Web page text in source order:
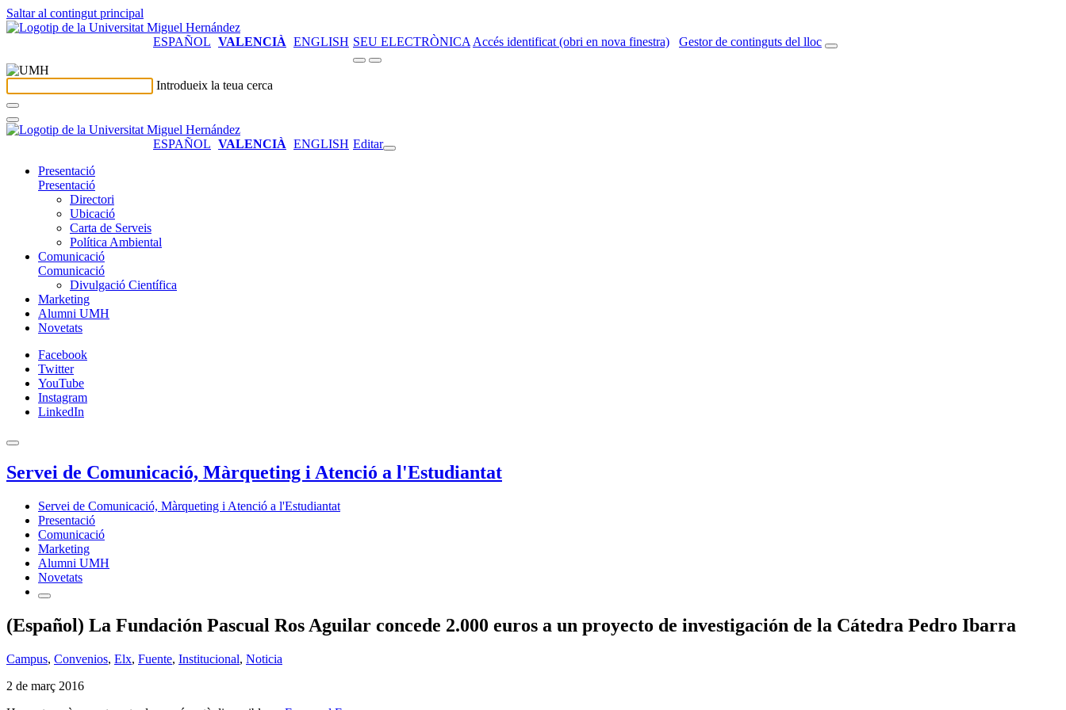
Saltar al contingut principal
ESPAÑOL VALENCIÀ ENGLISH SEU ELECTRÒNICA Accés identificat (obri en nova finestra) Gestor de continguts del lloc
Introdueix la teua cerca
ESPAÑOL VALENCIÀ ENGLISH Editar
Presentació
Presentació
Directori
Ubicació
Carta de Serveis
Política Ambiental
Comunicació
Comunicació
Divulgació Científica
Marketing
Alumni UMH
Novetats
Facebook
Twitter
YouTube
Instagram
LinkedIn
Servei de Comunicació, Màrqueting i Atenció a l'Estudiantat
Servei de Comunicació, Màrqueting i Atenció a l'Estudiantat
Presentació
Comunicació
Marketing
Alumni UMH
Novetats
(Español) La Fundación Pascual Ros Aguilar concede 2.000 euros a un proyecto de investigación de la Cátedra Pedro Ibarra
Campus, Convenios, Elx, Fuente, Institucional, Noticia
2 de març 2016